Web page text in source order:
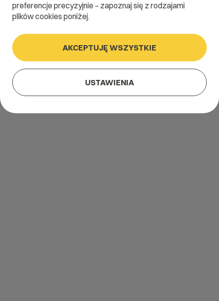
preferencje precyzyjnie – zapoznaj się z rodzajami
plików cookies poniżej.
AKCEPTUJĘ WSZYSTKIE
USTAWIENIA